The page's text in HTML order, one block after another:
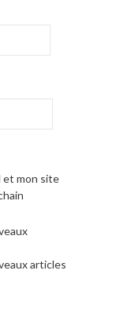
et mon site
articles